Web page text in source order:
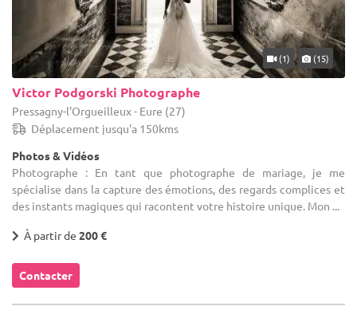
(1) (15)
Victor Podgorski Photographe
Pressagny-l'Orgueilleux - Eure (27)
Déplacement jusqu'a 150kms
Photos & Vidéos
Photographe : En tant que photographe de mariage, je me
spécialise dans la capture des émotions, des regards complices et
des instants magiques qui racontent votre histoire unique. Mon ...
À partir de 200 €
Contacter